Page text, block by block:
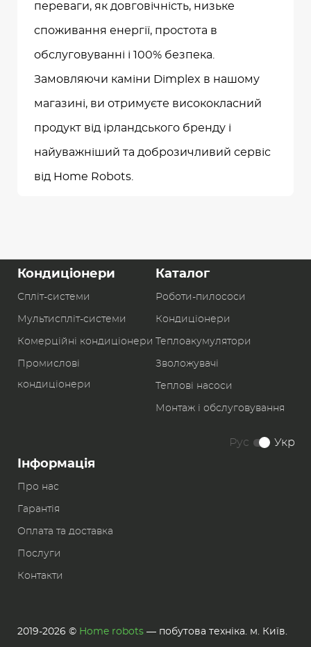
переваги, як довговічність, низьке
споживання енергії, простота в
обслуговуванні і 100% безпека.
Замовляючи каміни Dimplex в нашому
магазині, ви отримуєте висококласний
продукт від ірландського бренду і
найуважніший та доброзичливий сервіс
від Home Robots.
Кондиціонери
Спліт-системи
Мультиспліт-системи
Комерційні кондиціонери
Промислові
кондиціонери
Каталог
Роботи-пилоcоси
Кондиціонери
Теплоакумулятори
Зволожувачі
Теплові насоси
Монтаж і обслуговування
Інформація
Про нас
Гарантія
Оплата та доставка
Послуги
Контакти
2019-2026 © Home robots — побутова техніка. м. Київ.
Рус Укр